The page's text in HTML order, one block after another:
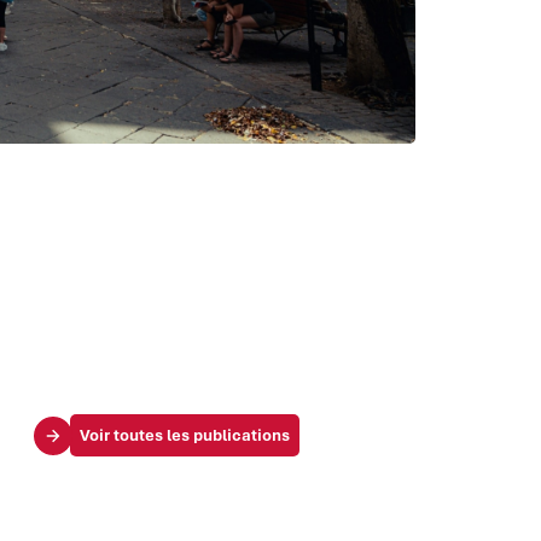
Voir toutes les publications